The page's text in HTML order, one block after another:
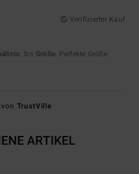
Verifizierter Kauf
: 5/5 Größe: Perfekte Größe
TrustVille
ARTIKEL